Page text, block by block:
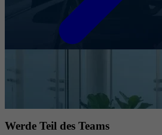
Werde Teil des Teams